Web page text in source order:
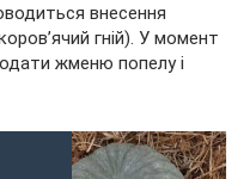
внесення
гній). У момент
жменю попелу і